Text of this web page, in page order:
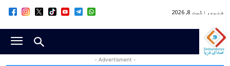
شنبه, اگست 8, 2026
- Advertisment -